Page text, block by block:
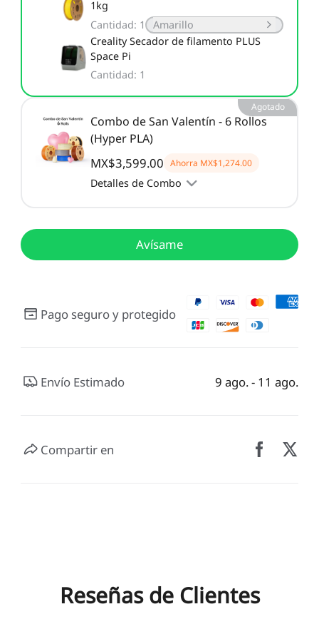
1kg
Cantidad: 1
Amarillo
Creality Secador de filamento PLUS
Space Pi
Cantidad: 1
Combo de San Valentín - 6 Rollos
(Hyper PLA)
MX$3,599.00 Ahorra MX$1,274.00
Detalles de Combo
Agotado
Avísame
Pago seguro y protegido
Envío Estimado 9 ago. - 11 ago.
Compartir en
Reseñas de Clientes